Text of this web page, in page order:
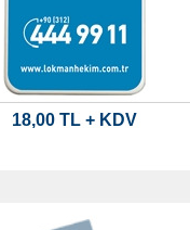
18,00 TL + KDV